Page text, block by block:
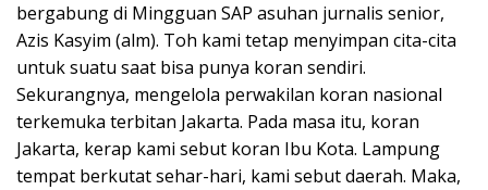
bergabung di Mingguan SAP asuhan jurnalis senior,
Azis Kasyim (alm). Toh kami tetap menyimpan cita-cita
untuk suatu saat bisa punya koran sendiri.
Sekurangnya, mengelola perwakilan koran nasional
terkemuka terbitan Jakarta. Pada masa itu, koran
Jakarta, kerap kami sebut koran Ibu Kota. Lampung
tempat berkutat sehar-hari, kami sebut daerah. Maka,